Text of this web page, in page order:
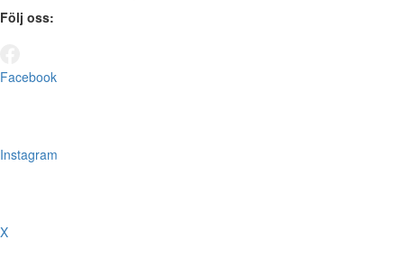
Följ oss:
Facebook
Instagram
X